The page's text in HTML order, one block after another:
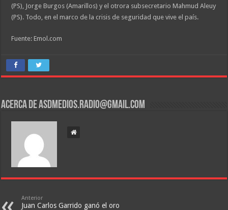
(PS), Jorge Burgos (Amarillos) y el otrora subsecretario Mahmud Aleuy
(PS). Todo, en el marco de la crisis de seguridad que vive el país.
Fuente: Emol.com
Acerca de asdmedios.radio@gmail.com
Anterior
Juan Carlos Garrido ganó el oro